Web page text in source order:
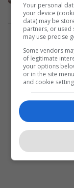
Your personal
your device
data) may be
partners, or used
may use precise
Some vendors
of legitimate
your options
or in the site
and cookie